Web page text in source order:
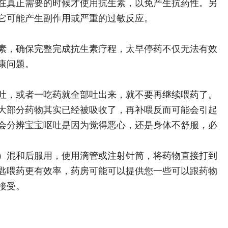
真正需要的时候才使用抗生素，以免产生抗药性。另
能产生副作用或严重的过敏反应。
，确保完整完成抗生素疗程，太早停药不仅无法有效
题。
或者一吃药就全部吐出来，就不要再继续喂药了。
部分药物其实已经被吸收了，再补喂反而可能会引起
分辨宝宝呕吐是因为觉得恶心，还是身体不舒服，必
混和后服用，使用滴管或注射针筒，将药物直接打到
喂药更有效率，药房可能可以提供您一些可以跟药物
。